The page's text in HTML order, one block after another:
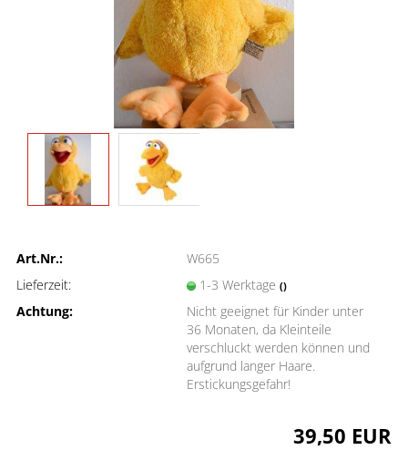
Art.Nr.:
W665
Lieferzeit:
1-3 Werktage ()
Achtung:
Nicht geeignet für Kinder unter
36 Monaten, da Kleinteile
verschluckt werden können und
aufgrund langer Haare.
Erstickungsgefahr!
39,50 EUR